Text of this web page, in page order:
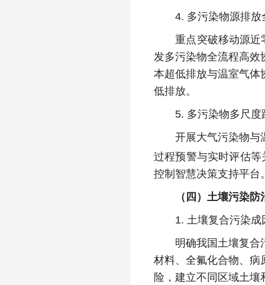
4. 多污染物源排放
重点突破移动源近零
发多污染物全流程高效
本超低排放与温室气体
低排放。
5. 多污染物多尺度
开展大气污染物与温
过程预警与实时评估
控制智慧决策支持平台
（四）土壤污染防
1. 土壤复合污染成
明确我国土壤复合污
材料、全氟化合物、病
险，建立不同区域土